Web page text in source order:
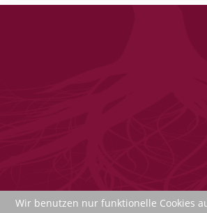
Wir benutzen nur funktionelle Cookies